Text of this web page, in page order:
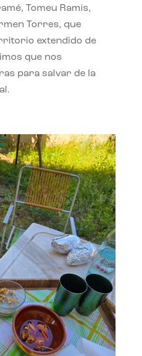
Tomeu Ramis,
Torres, que
extendido de
que nos
para salvar de la